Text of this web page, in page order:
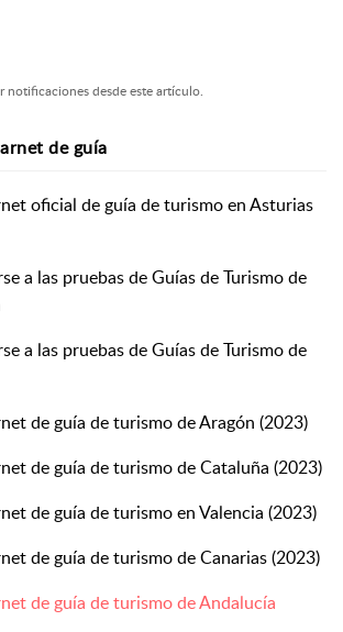
notificaciones desde este artículo.
de guía
oficial de guía de turismo en Asturias
a las pruebas de Guías de Turismo de
a las pruebas de Guías de Turismo de
de guía de turismo de Aragón (2023)
de guía de turismo de Cataluña (2023)
de guía de turismo en Valencia (2023)
de guía de turismo de Canarias (2023)
de guía de turismo de Andalucía